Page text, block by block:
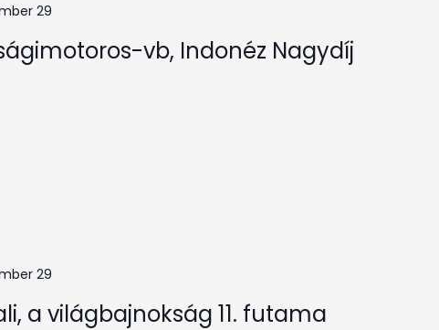
29
vb, Indonéz Nagydíj
29
a világbajnokság 11. futama